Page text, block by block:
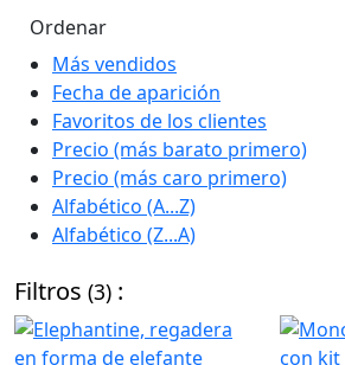
Ordenar
Más vendidos
Fecha de aparición
Favoritos de los clientes
Precio (más barato primero)
Precio (más caro primero)
Alfabético (A...Z)
Alfabético (Z...A)
Filtros (3) :